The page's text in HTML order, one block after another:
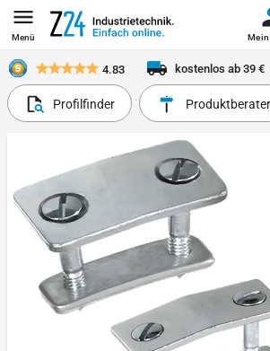
Menü
4.83 kostenlos ab 39 €
Profilfinder Produktberater